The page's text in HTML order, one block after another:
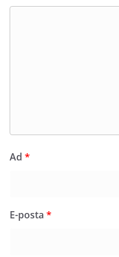
Ad *
E-posta *